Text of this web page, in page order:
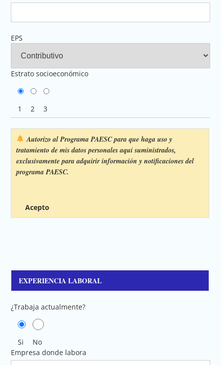
EPS
Estrato socioeconómico
1 2 3
Autorizo al Programa PAESC para que haga uso y
tratamiento de mis datos personales aquí suministrados,
exclusivamente para adquirir información y notificaciones del
programa PAESC.
Acepto
EXPERIENCIA LABORAL
¿Trabaja actualmente?
Si
No
Empresa donde labora